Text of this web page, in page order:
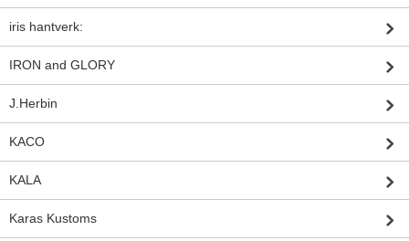
iris hantverk:
IRON and GLORY
J.Herbin
KACO
KALA
Karas Kustoms